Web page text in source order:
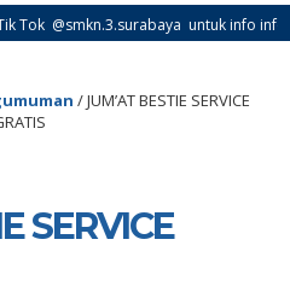
@smkn.3.surabaya untuk info info
/JUM’AT BESTIE SERVICE
SERVICE